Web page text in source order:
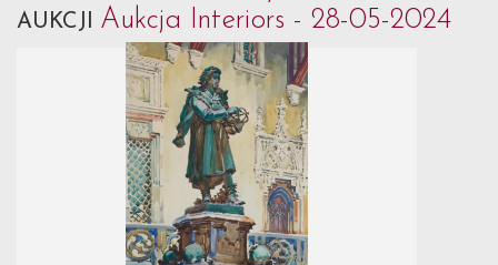
AUKCJI Aukcja Interiors - 28-05-2024